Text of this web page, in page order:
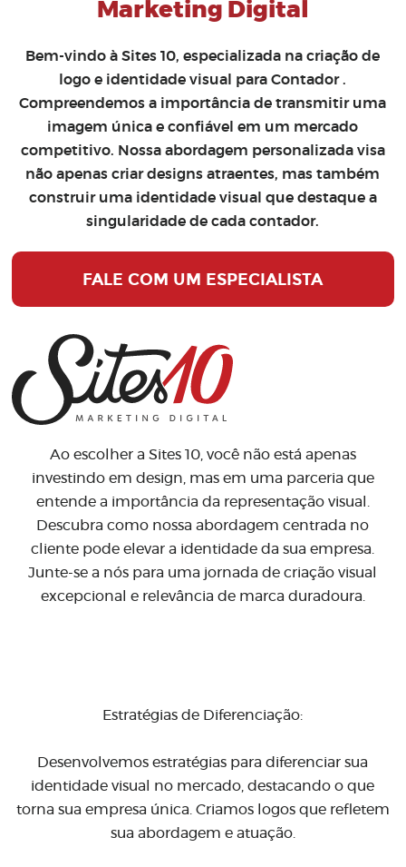
Marketing Digital
Bem-vindo à Sites 10, especializada nacriação de
logo e identidade visual para Contador .
Compreendemos a importância de transmitir uma
imagem única e confiável em um mercado
competitivo. Nossa abordagem personalizada visa
não apenas criar designs atraentes, mas também
construir uma identidade visual que destaque a
singularidade de cada contador.
FALE COM UM ESPECIALISTA
Ao escolher a Sites 10, você não está apenas
investindo em design, mas em uma parceria que
entende a importância da representação visual.
Descubra como nossa abordagem centrada no
cliente pode elevar a identidade da sua empresa.
Junte-se a nós para uma jornada de criação visual
excepcional e relevância de marca duradoura.
Estratégias de Diferenciação:
Desenvolvemos estratégias para diferenciar sua
identidade visual no mercado, destacando o que
torna sua empresa única. Criamos logos que refletem
sua abordagem e atuação.